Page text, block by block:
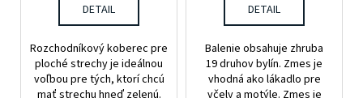
DETAIL
Rozchodníkový koberec pre
ploché strechy je ideálnou
voľbou pre tých, ktorí chcú
mať strechu hneď zelenú.
DETAIL
Balenie obsahuje zhruba
19 druhov bylín. Zmes je
vhodná ako lákadlo pre
včely a motýle. Zmes je